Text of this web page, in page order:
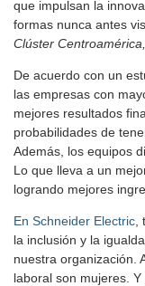
que impulsan la
formas nunca antes
Clúster
De acuerdo con un
las empresas con
mejores resultados
probabilidades de
Además, los equipos
Lo que lleva a un
logrando mejores
En Schneider Electric
la inclusión y la
nuestra organización.
laboral son mujeres.